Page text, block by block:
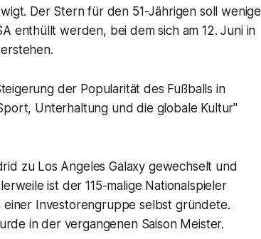
Der Stern für den 51-Jährigen soll wenige
enthüllt werden, bei dem sich am 12. Juni in
der Popularität des Fußballs in
Unterhaltung und die globale Kultur"
zu Los Angeles Galaxy gewechselt und
ist der 115-malige Nationalspieler
einer Investorengruppe selbst gründete.
in der vergangenen Saison Meister.